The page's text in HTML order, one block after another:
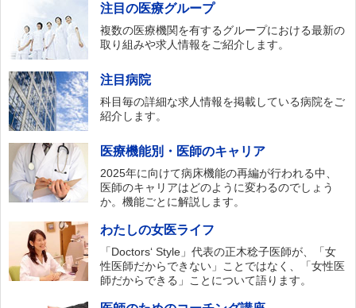
注目の医療グループ
複数の医療機関を有するグループにおける最新の
取り組みや求人情報をご紹介します。
注目病院
科目毎の詳細な求人情報を掲載している病院をご
紹介します。
医療機能別・医師のキャリア
2025年に向けて病床機能の再編が行われる中、
医師のキャリアはどのように変わるのでしょう
か。機能ごとに解説します。
わたしの女医ライフ
「Doctors‘ Style」代表の正木稔子医師が、「女
性医師だからできない」ことではなく、「女性医
師だからできる」ことについて語ります。